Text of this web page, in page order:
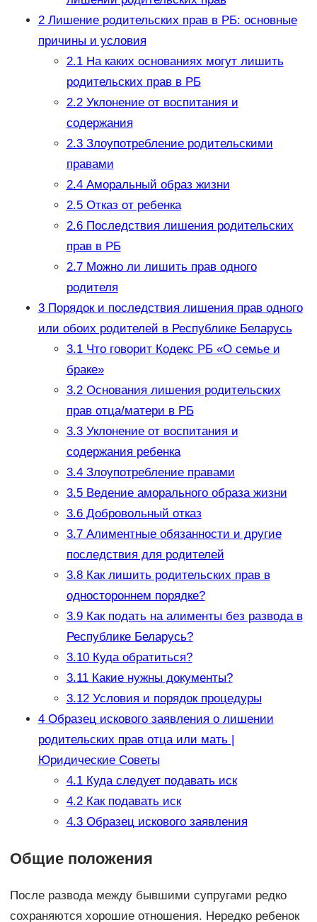
2Лишение родительских прав в РБ: основные
причины и условия
2.1На каких основаниях могут лишить
родительских прав в РБ
2.2Уклонение от воспитания и
содержания
2.3Злоупотребление родительскими
правами
2.4Аморальный образ жизни
2.5Отказ от ребенка
2.6Последствия лишения родительских
прав в РБ
2.7Можно ли лишить прав одного
родителя
3Порядок и последствия лишения прав одного
или обоих родителей в Республике Беларусь
3.1Что говорит Кодекс РБ «О семье и
браке»
3.2Основания лишения родительских
прав отца/матери в РБ
3.3Уклонение от воспитания и
содержания ребенка
3.4Злоупотребление правами
3.5Ведение аморального образа жизни
3.6Добровольный отказ
3.7Алиментные обязанности и другие
последствия для родителей
3.8Как лишить родительских прав в
одностороннем порядке?
3.9Как подать на алименты без развода в
Республике Беларусь?
3.10Куда обратиться?
3.11Какие нужны документы?
3.12Условия и порядок процедуры
4Образец искового заявления о лишении
родительских прав отца или мать |
Юридические Советы
4.1Куда следует подавать иск
4.2Как подавать иск
4.3Образец искового заявления
Общие положения
После развода между бывшими супругами редко
сохраняются хорошие отношения. Нередко ребенок